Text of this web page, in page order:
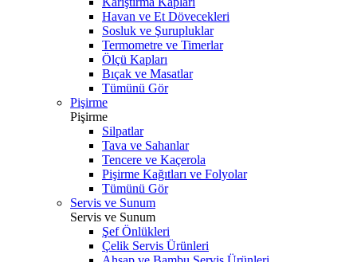
Havan ve Et Dövecekleri
Sosluk ve Şurupluklar
Termometre ve Timerlar
Ölçü Kapları
Bıçak ve Masatlar
Tümünü Gör
Pişirme
Pişirme
Silpatlar
Tava ve Sahanlar
Tencere ve Kaçerola
Pişirme Kağıtları ve Folyolar
Tümünü Gör
Servis ve Sunum
Servis ve Sunum
Şef Önlükleri
Çelik Servis Ürünleri